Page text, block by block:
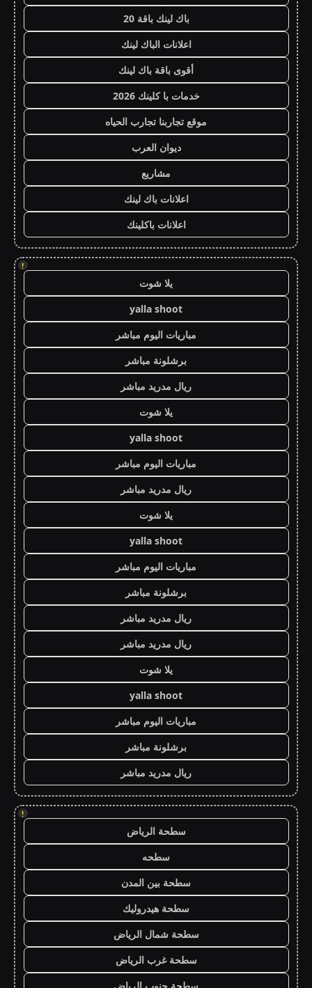
باك لينك باقة 20
اعلانات الباك لينك
أقوى باقة باك لينك
خدمات با كلينك 2026
موقع تجاربنا تجارب الحياه
ديوان العرب
مشاريع
اعلانات باك لينك
اعلانات باكلينك
!
يلا شوت
yalla shoot
مباريات اليوم مباشر
برشلونة مباشر
ريال مدريد مباشر
يلا شوت
yalla shoot
مباريات اليوم مباشر
ريال مدريد مباشر
يلا شوت
yalla shoot
مباريات اليوم مباشر
برشلونة مباشر
ريال مدريد مباشر
ريال مدريد مباشر
يلا شوت
yalla shoot
مباريات اليوم مباشر
برشلونة مباشر
ريال مدريد مباشر
!
سطحة الرياض
سطحه
سطحة بين المدن
سطحة هيدروليك
سطحة شمال الرياض
سطحة غرب الرياض